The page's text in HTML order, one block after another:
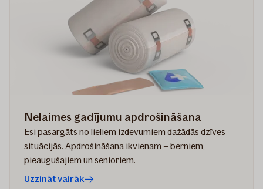
Nelaimes gadījumu apdrošināšana
Esi pasargāts no lieliem izdevumiem dažādās dzīves
situācijās. Apdrošināšana ikvienam – bērniem,
pieaugušajiem un senioriem.
Uzzināt vairāk